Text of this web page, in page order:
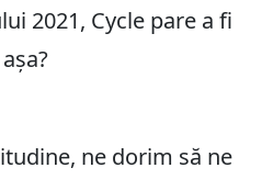
2021, Cycle pare a fi
ne dorim să ne